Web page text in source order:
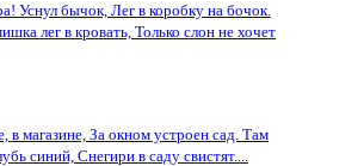
Уснул бычок, Лег в коробку на бочок.
лег в кровать, Только слон не хочет
в магазине, За окном устроен сад. Там
синий, Снегири в саду свистят....